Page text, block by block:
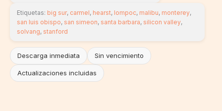
Etiquetas: big sur, carmel, hearst, lompoc, malibu, monterey,
san luis obispo, san simeon, santa barbara, silicon valley,
solvang, stanford
Descarga inmediata Sin vencimiento
Actualizaciones incluidas